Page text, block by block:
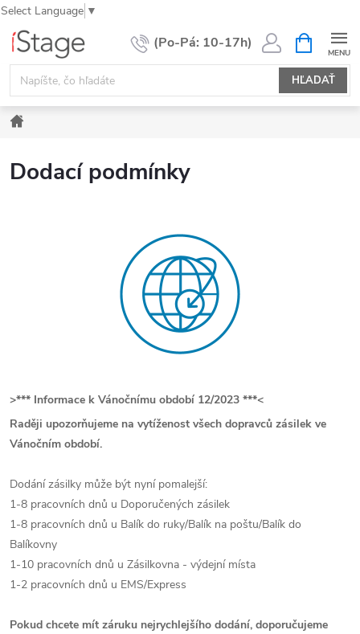
Select Language ▼
Prejsť
obsah
HĽADAŤ
KOŠÍK
Dodací podmínky
>*** Informace k Vánočnímu období 12/2023 ***<
Raději upozorňujeme na vytíženost všech dopravců zásilek ve
Vánočním období.
Dodání zásilky může být nyní pomalejší:
1-8 pracovních dnů u Doporučených zásilek
1-8 pracovních dnů u Balík do ruky/Balík na poštu/Balík do
Balíkovny
1-10 pracovních dnů u Zásilkovna - výdejní místa
1-2 pracovních dnů u EMS/Express
Pokud chcete mít záruku nejrychlejšího dodání, doporučujeme